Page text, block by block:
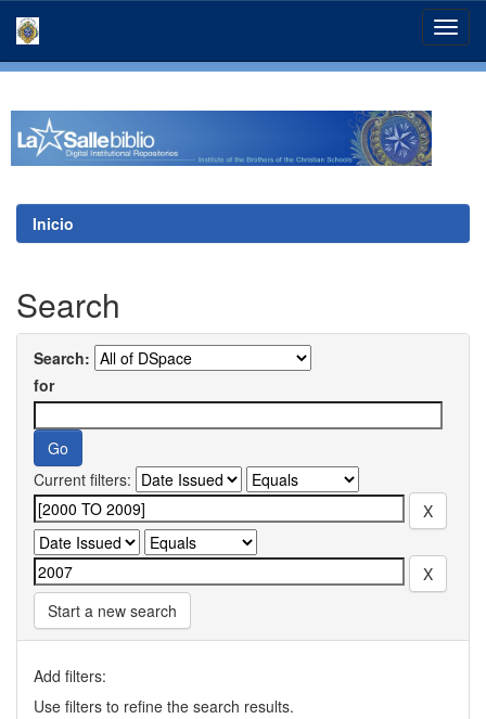
Inicio
Search
Search:
for
Current filters:
Start a new search
Add filters:
Use filters to refine the search results.